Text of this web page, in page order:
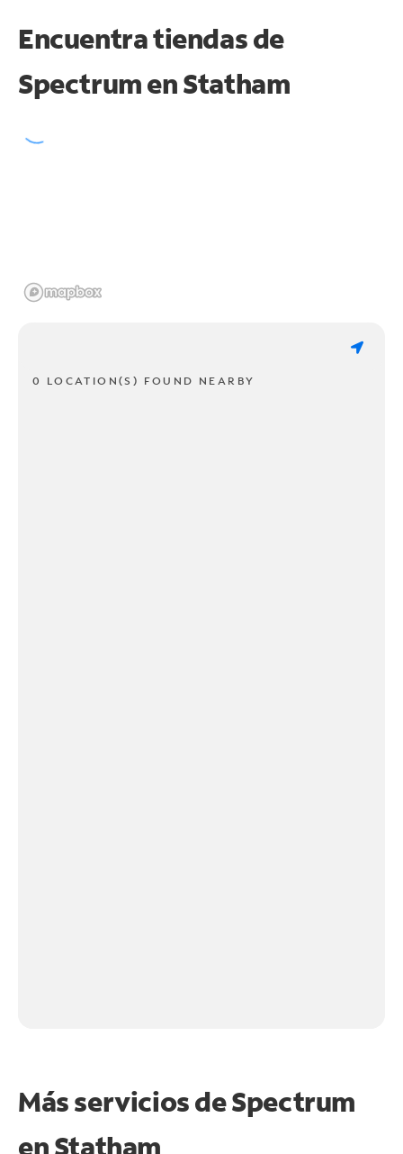
Encuentra tiendas de
Spectrum enStatham
0 LOCATION(S) FOUND NEARBY
Más servicios de Spectrum
enStatham